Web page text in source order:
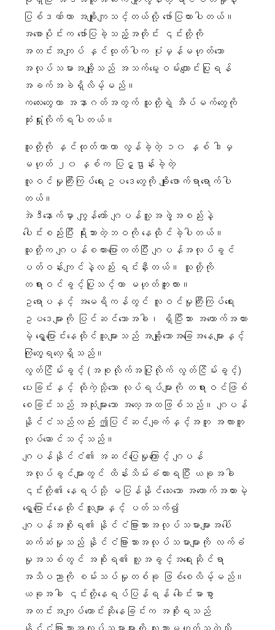
ပြစ်ဒဏ်ဟာ အချိုးကျသင့်တယ်လို့ ဖော်ပြထားပါတယ်။
အစောပိုင်းက ဖော်ပြခဲ့သည့်အတိုင်း ၎င်းတို့ကို
အတင်းအကျပ် နှင်ထုတ်ပါက ပုံမှန်မဟုတ်သော
အလုပ်သမားအချို့သည် အသက်မွေးဝမ်းကျောင်းပြုရန်
အခက်အခဲရှိလိမ့်မည်။
ကလေးတွေဟာ အနာဂတ်အတွက် သူတို့ရဲ့ အိပ်မက်တွေကို
ဆုံးရှုံးလိုက်ရပါတယ်။
သူတို့ကို နှင်ထုတ်တာဟာ လွန်ခဲ့တဲ့ ၁၀ နှစ် ဒါမှ
မဟုတ် ၂၀ နှစ်က ပြဋ္ဌာန်းခဲ့တဲ့
လူဝင်မှုကြီးကြပ်ရေးဥပဒေတွေကို ချိုးဖောက်ရာရောက်ပါ
တယ်။
အဲဒီနောက်မှာ ကျွန်တော် ဂျပန်လူ့အဖွဲ့အစည်းနဲ့
ပေါင်းစည်းပြီး ရိုးသားတဲ့ဘဝကို နေထိုင်ခဲ့ပါတယ်။
သူတို့က ဂျပန်စကားပြောတတ်ပြီး ဂျပန်အလုပ်ခွင်
ပတ်ဝန်းကျင်နဲ့လည်း ရင်းနှီးတယ်။ သူတို့ကို
တရားဝင်ခွင့်ပြုသင့်တာ မဟုတ်ဘူးလား။
ဥရောပနှင့် အမေရိကန်တွင် လူဝင်မှုကြီးကြပ်ရေး
ဥပဒေများကို ပြင်ဆင်သောအခါ၊ ရှိပြီးသား အထောက်အထား
မဲ့ ရွှေ့ပြောင်းနေထိုင်သူများသည် အချို့သောအခြေအနေများနှင့်
ကြုံတွေ့ရလေ့ရှိသည်။
လွတ်ငြိမ်းခွင့် (အစုလိုက်အပြုံလိုက် လွတ်ငြိမ်းခွင့်)
ပေးခြင်းနှင့် ထိုကဲ့သို့သော လုပ်ရပ်များကို တရားဝင်ဖြစ်
စေခြင်းသည် အသုံးများသော အလေ့အထဖြစ်သည်။ ဂျပန်
နိုင်ငံသည်လည်း ဤပြင်ဆင်ချက်နှင့်အတူ အလားတူ
လုပ်ဆောင်သင့်သည်။
ဂျပန်နိုင်ငံ၏ အဆင်ပြေမှုကြောင့် ဂျပန်
အလုပ်ခွင်များတွင် ထိန်းသိမ်းခံထားရပြီး ယခုအခါ
၎င်းတို့၏ နေရပ်သို့ မပြန်နိုင်သေးသော အထောက်အထားမဲ့
ရွှေ့ပြောင်းနေထိုင်သူများနှင့် ပတ်သက်၍
ဂျပန်အစိုးရ၏ နိုင်ငံခြားသားအလုပ်သမားများအပေါ်
ဆက်ဆံမှုသည် နိုင်ငံခြားသားအလုပ်သမားများကို လက်ခံ
မှုအသစ်တွင် အစိုးရ၏ လူ့အခွင့်အရေးဆိုင်ရာ
အသိပညာကို စမ်းသပ်မှုတစ်ခု ဖြစ်စေလိမ့်မည်။
ယခုအခါ ၎င်းတို့နေရပ်ပြန်ရန် ခေါင်းမာစွာ
အတင်းအကျပ်တောင်းဆိုနေခြင်းက အစိုးရသည်